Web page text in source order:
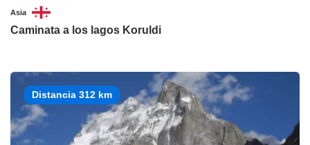
Asia
Caminata a los lagos Koruldi
Distancia 312 km